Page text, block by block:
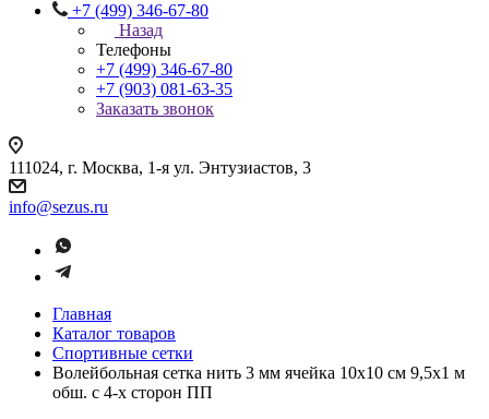
+7 (499) 346-67-80
Назад
Телефоны
+7 (499) 346-67-80
+7 (903) 081-63-35
Заказать звонок
111024, г. Москва, 1-я ул. Энтузиастов, 3
info@sezus.ru
Главная
Каталог товаров
Спортивные сетки
Волейбольная сетка нить 3 мм ячейка 10х10 см 9,5х1 м
обш. с 4-х сторон ПП